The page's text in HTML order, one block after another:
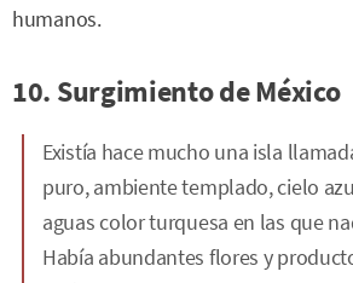
humanos.
10. Surgimiento de México
Existía hace mucho una isla
puro, ambiente templado, cielo
aguas color turquesa en las que
Había abundantes flores y